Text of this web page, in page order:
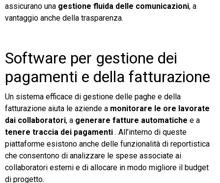
assicurano una gestione fluida delle comunicazioni, a
vantaggio anche della trasparenza.
Software per gestione dei
pagamenti e della fatturazione
Un sistema efficace di gestione delle paghe e della
fatturazione aiuta le aziende a monitorare le ore lavorate
dai collaboratori, a generare fatture automatiche e a
tenere traccia dei pagamenti . All’interno di queste
piattaforme esistono anche delle funzionalità di reportistica
che consentono di analizzare le spese associate ai
collaboratori esterni e di allocare in modo migliore il budget
di progetto.